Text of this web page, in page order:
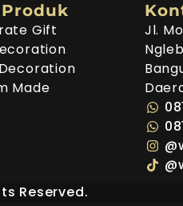
Gift
Made
Jl.
Reserved.